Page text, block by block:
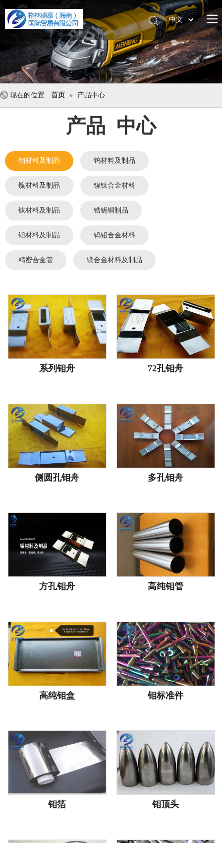
中文
English
现在的位置: 首页 » 产品中心
产品 中心
钼材料及制品 钨材料及制品
镍材料及制品 镍钛合金材料
钛材料及制品 锆铌铜制品
钽材料及制品 钨钼合金材料
精密合金管 镁合金材料及制品
系列钼舟 72孔钼舟
侧圆孔钼舟 多孔钼舟
方孔钼舟 高纯钼管
高纯钼盒 钼标准件
钼箔 钼顶头